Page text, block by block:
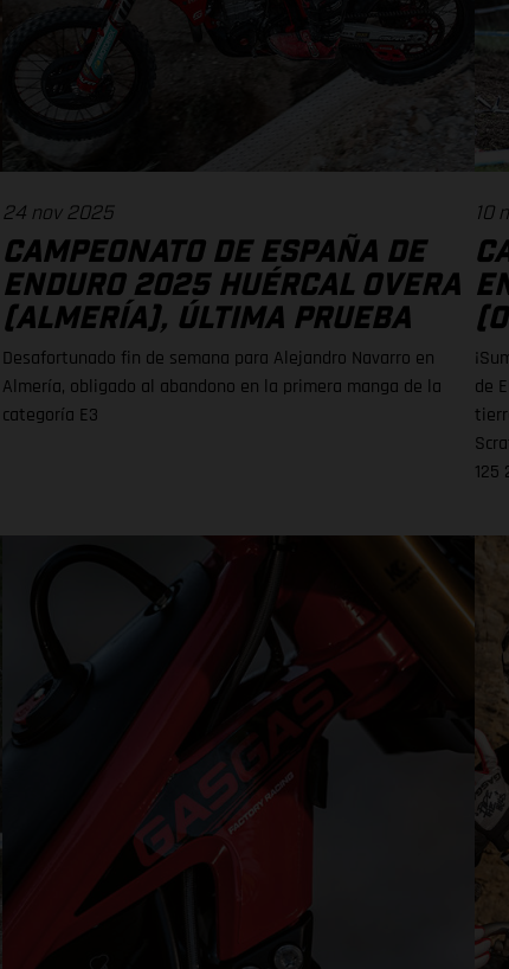
24 nov 2025
CAMPEONATO DE ESPAÑA DE
ENDURO 2025 HUÉRCAL OVERA
(ALMERÍA), ÚLTIMA PRUEBA
Desafortunado fin de semana para Alejandro Navarro en
Almería, obligado al abandono en la primera manga de la
categoría E3
10
de
125